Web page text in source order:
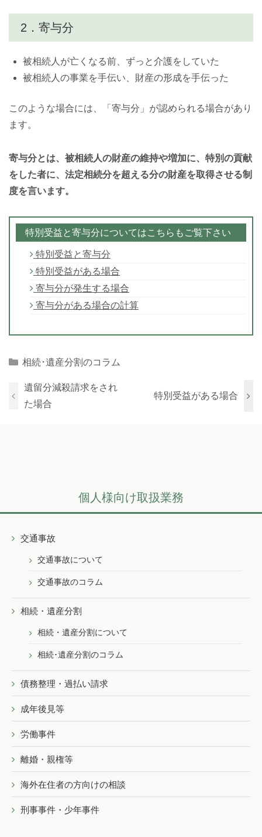
2．寄与分
被相続人が亡くなる前、ずっと介護をしていた
被相続人の事業を手伝い、財産の形成を手伝った
このような場合には、「寄与分」が認められる場合があり
ます。
寄与分とは、被相続人の財産の維持や増加に、特別の貢献
をした者に、法定相続分を超える分の財産を取得させる制
度を言います。
特別受益と寄与分についてはこちらもご覧下さい
特別受益と寄与分
特別受益がある場合
寄与分が発生する場合
寄与分がある場合の計算
Categories
相続･遺産分割のコラム
遺留分減殺請求をされ
た場合
特別受益がある場合
個人様向け取扱業務
交通事故
交通事故について
交通事故のコラム
相続・遺産分割
相続・遺産分割について
相続･遺産分割のコラム
債務整理・過払い請求
成年後見等
労働事件
離婚・親権等
海外在住者の方向けの相談
刑事事件・少年事件